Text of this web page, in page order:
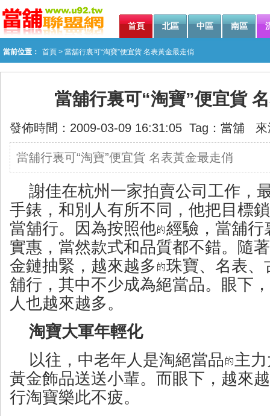
首頁 北區 中區 南區
當前位置： 首頁 > 當舖行裏可“淘寶”便宜貨 名表黃金最走俏
當舖行裏可“淘寶”便宜貨
發佈時間：2009-03-09 16:31:05 Tag： 當舖 來
當舖行裏可“淘寶”便宜貨 名表黃金最走俏
謝佳在杭州一家拍賣公司工作，
手錶，和別人有所不同，他把目標
當舖行。因為按照他 經驗，當舖行
實惠，當然款式和品質都不錯。隨
金鏈抽緊，越來越多
珠寶、名表、
舖行，其中不少成為絕當品。眼下
人也越來越多。
淘寶大軍年輕化
以往，中老年人是淘絕當品
主
黃金飾品送送小輩。而眼下，越來
行淘寶樂此不疲。